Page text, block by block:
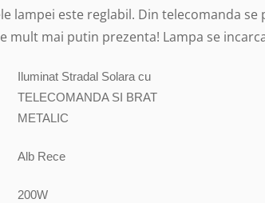
lampei este reglabil. Din telecomanda
mult mai putin prezenta! Lampa se
Iluminat Stradal Solara cu
TELECOMANDA SI BRAT
METALIC
Alb Rece
200W